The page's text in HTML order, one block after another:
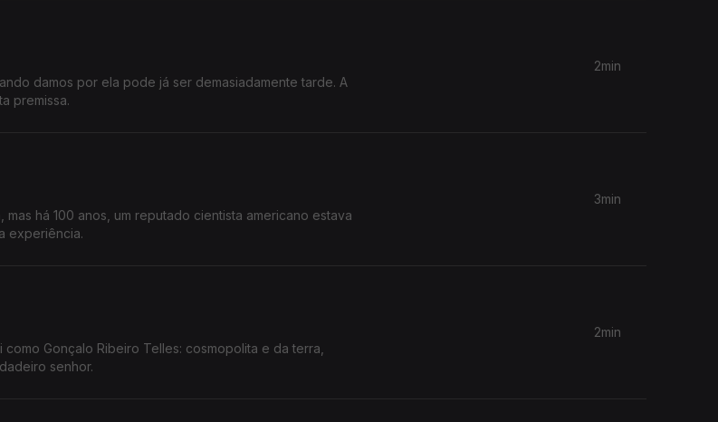
damos por ela pode já ser demasiadamente tarde. A
premissa.
2min
há 100 anos, um reputado cientista americano estava
experiência.
3min
Gonçalo Ribeiro Telles: cosmopolita e da terra,
senhor.
2min